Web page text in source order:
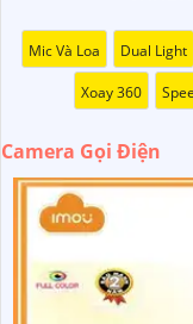
nhận diện chuyển
liệu trên đám mây,
giám sát thông
Mic Và Loa Dual Light
Xoay 360
Camera Gọi Điện